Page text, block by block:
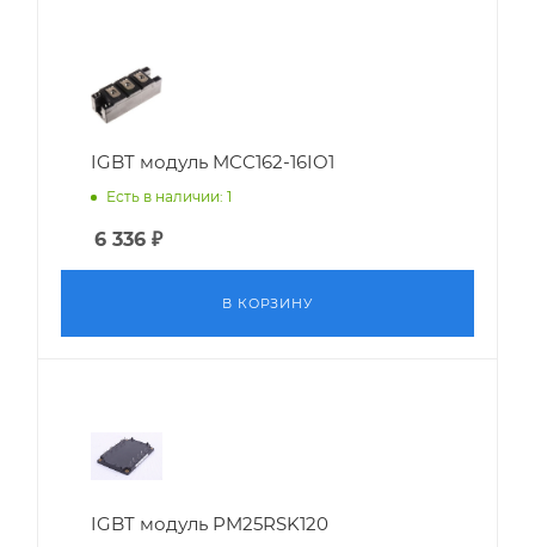
IGBT модуль MCC162-16IO1
Есть в наличии: 1
6 336 ₽
В КОРЗИНУ
IGBT модуль PM25RSK120